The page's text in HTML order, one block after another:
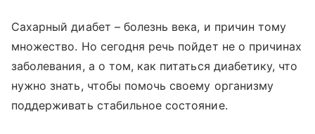
Сахарный диабет – болезнь века, и причин тому
множество. Но сегодня речь пойдет не о причинах
заболевания, а о том, как питаться диабетику, что
нужно знать, чтобы помочь своему организму
поддерживать стабильное состояние.